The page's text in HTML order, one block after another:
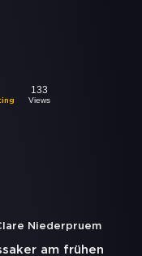
133
Views
Niederpruem
am frühen